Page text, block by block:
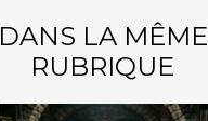
DANS LA MÊME
RUBRIQUE